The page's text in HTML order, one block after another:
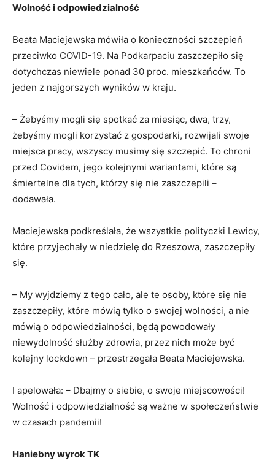
Wolność i odpowiedzialność
Beata Maciejewska mówiła o konieczności szczepień
przeciwko COVID-19. Na Podkarpaciu zaszczepiło się
dotychczas niewiele ponad 30 proc. mieszkańców. To
jeden z najgorszych wyników w kraju.
– Żebyśmy mogli się spotkać za miesiąc, dwa, trzy,
żebyśmy mogli korzystać z gospodarki, rozwijali swoje
miejsca pracy, wszyscy musimy się szczepić. To chroni
przed Covidem, jego kolejnymi wariantami, które są
śmiertelne dla tych, którzy się nie zaszczepili –
dodawała.
Maciejewska podkreślała, że wszystkie polityczki Lewicy,
które przyjechały w niedzielę do Rzeszowa, zaszczepiły
się.
– My wyjdziemy z tego cało, ale te osoby, które się nie
zaszczepiły, które mówią tylko o swojej wolności, a nie
mówią o odpowiedzialności, będą powodowały
niewydolność służby zdrowia, przez nich może być
kolejny lockdown – przestrzegała Beata Maciejewska.
I apelowała: – Dbajmy o siebie, o swoje miejscowości!
Wolność i odpowiedzialność są ważne w społeczeństwie
w czasach pandemii!
Haniebny wyrok TK